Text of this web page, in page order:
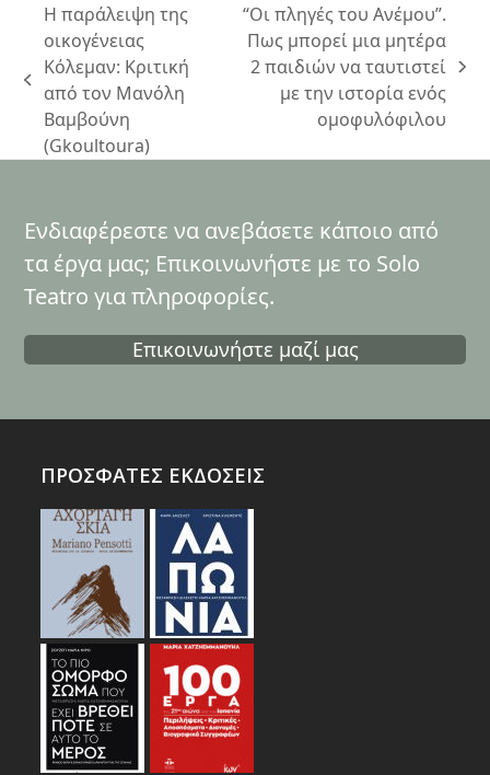
previous
post:
Η παράλειψη της
οικογένειας
Κόλεμαν: Κριτική
από τον Μανόλη
Βαμβούνη
(Gkoultoura)
next
“Οι πληγές του Ανέμου”.
Πως μπορεί μια μητέρα
2 παιδιών να ταυτιστεί
με την ιστορία ενός
ομοφυλόφιλου
Ενδιαφέρεστε να ανεβάσετε κάποιο από
τα έργα μας; Επικοινωνήστε με το Solo
Teatro για πληροφορίες.
Επικοινωνήστε μαζί μας
ΠΡΟΣΦΑΤΕΣ ΕΚΔΟΣΕΙΣ